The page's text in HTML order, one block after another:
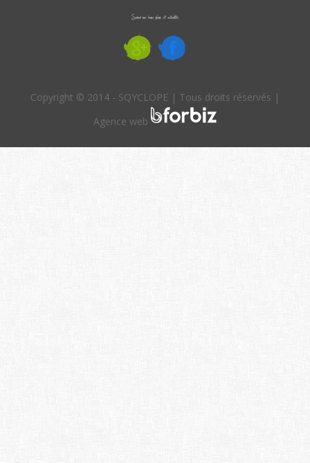
Copyright © 2014 - SQYCLOPE | Tous droits réservés |
Agence web